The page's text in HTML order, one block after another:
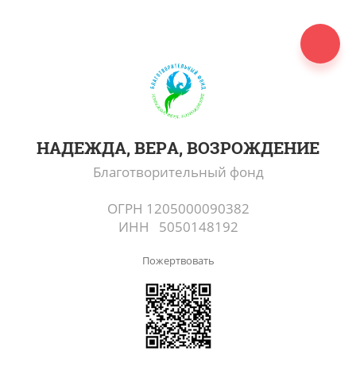
НАДЕЖДА, ВЕРА, ВОЗРОЖДЕНИЕ
Благотворительный фонд
ОГРН 1205000090382
ИНН 5050148192
Пожертвовать